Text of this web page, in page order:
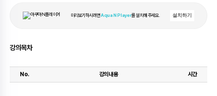
미리보기하시려면Aqua N Player를 설치해 주세요. 설치하기
강의목차
No. 강의내용 시간